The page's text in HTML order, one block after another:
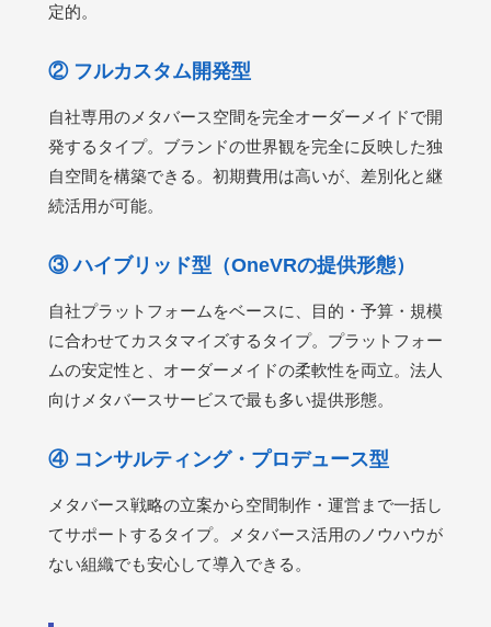
定的。
② フルカスタム開発型
自社専用のメタバース空間を完全オーダーメイドで開
発するタイプ。ブランドの世界観を完全に反映した独
自空間を構築できる。初期費用は高いが、差別化と継
続活用が可能。
③ ハイブリッド型（OneVRの提供形態）
自社プラットフォームをベースに、目的・予算・規模
に合わせてカスタマイズするタイプ。プラットフォー
ムの安定性と、オーダーメイドの柔軟性を両立。法人
向けメタバースサービスで最も多い提供形態。
④ コンサルティング・プロデュース型
メタバース戦略の立案から空間制作・運営まで一括し
てサポートするタイプ。メタバース活用のノウハウが
ない組織でも安心して導入できる。